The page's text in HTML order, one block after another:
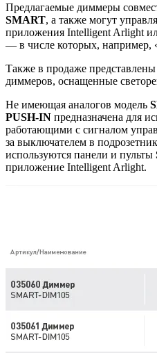
Предлагаемые диммеры
SMART, а также могут
приложения Intelligent Arlight
— в числе которых, например,
Также в продаже
диммеров, оснащенные
Не имеющая аналогов модель
PUSH-IN предназначена для
работающими с сигналом
за выключателем в
используются панели и пульты
приложение Intelligent Arlight.